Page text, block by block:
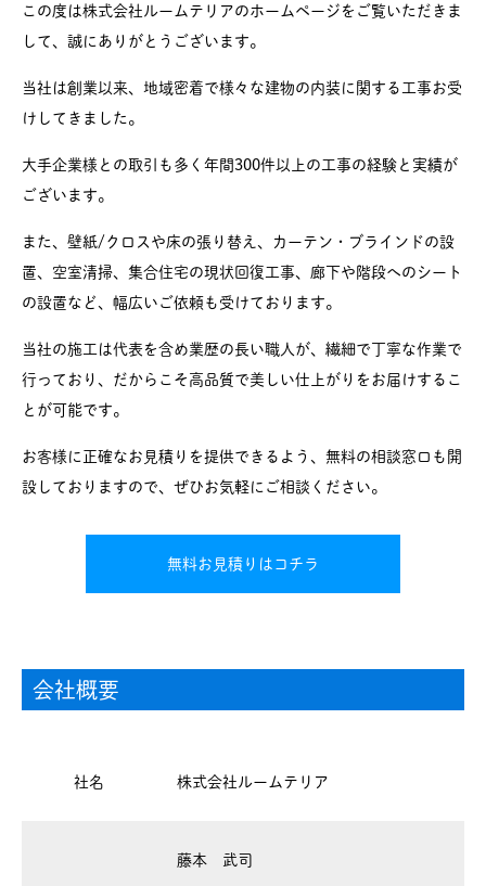
この度は株式会社ルームテリアのホームページをご覧いただきま
して、誠にありがとうございます。
当社は創業以来、地域密着で様々な建物の内装に関する工事お受
けしてきました。
大手企業様との取引も多く年間300件以上の工事の経験と実績が
ございます。
また、壁紙/クロスや床の張り替え、カーテン・ブラインドの設
置、空室清掃、集合住宅の現状回復工事、廊下や階段へのシート
の設置など、幅広いご依頼も受けております。
当社の施工は代表を含め業歴の長い職人が、繊細で丁寧な作業で
行っており、だからこそ高品質で美しい仕上がりをお届けするこ
とが可能です。
お客様に正確なお見積りを提供できるよう、無料の相談窓口も開
設しておりますので、ぜひお気軽にご相談ください。
無料お見積りはコチラ
会社概要
社名 株式会社ルームテリア
藤本 武司